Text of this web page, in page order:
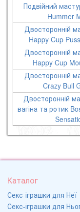
Подвійний
Hummer
Двосторонній
Happy Cup
Двосторонній
Happy Cup
Двосторонній
Crazy Bull
Двосторонній
вагіна та ротик
Каталог
Секс-іграшки для Неї
Секс-іграшки для